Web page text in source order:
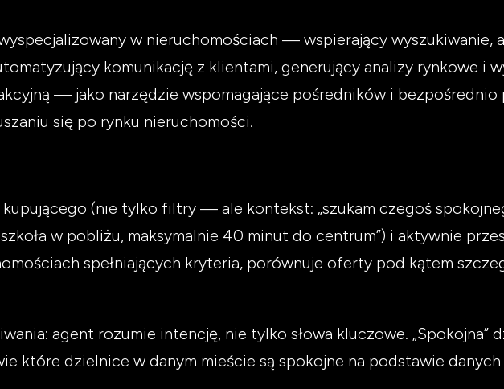
w nieruchomościach — wspierający wyszukiwanie,
komunikację z klientami, generujący analizy rynkowe i
— jako narzędzie wspomagające pośredników i bezpośrednio
się po rynku nieruchomości.
(nie tylko filtry — ale kontekst: „szukam czegoś
w pobliżu, maksymalnie 40 minut do centrum”) i aktywnie
spełniających kryteria, porównuje oferty pod kątem
agent rozumie intencję, nie tylko słowa kluczowe. „Spokojna”
które dzielnice w danym mieście są spokojne na podstawie danych